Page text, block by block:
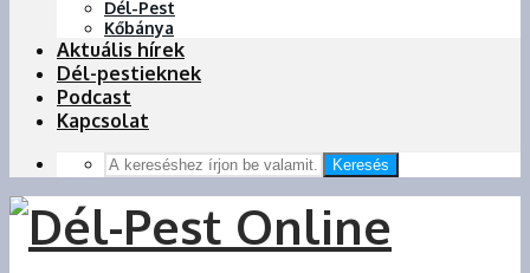
Dél-Pest
Kőbánya
Aktuális hírek
Dél-pestieknek
Podcast
Kapcsolat
Keresés